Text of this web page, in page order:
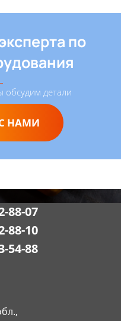
по
обсудим детали
НАМИ
88-07
88-10
54-88